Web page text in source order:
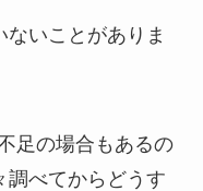
いことがありま
足の場合もあるの
調べてからどうす